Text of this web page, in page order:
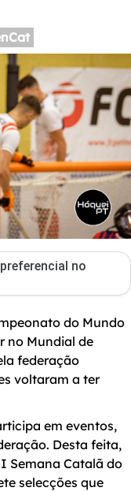
no
do Mundo
no Mundial de
federação
voltaram a ter
em eventos,
Desta feita,
Semana Catalã do
selecções que